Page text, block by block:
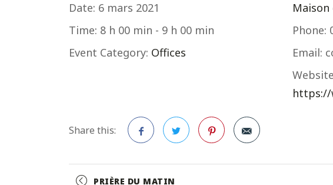
Date: 6 mars 2021
Time: 8 h 00 min - 9 h 00 min
Event Category: Offices
Maison
Phone:
Email:
https://
Share this:
Event
PRIÈRE DU MATIN